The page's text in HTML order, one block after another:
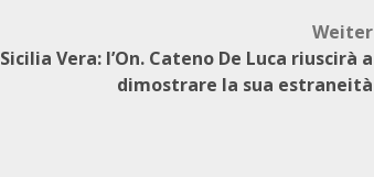
Weiter
Sicilia Vera: l’On. Cateno De Luca riuscirà a
dimostrare la sua estraneità